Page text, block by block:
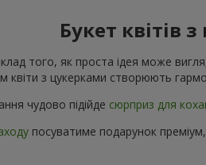
Букет квітів
того, як проста ідея може
квіти з цукерками створюють
чудово підійде сюрприз для
посуватиме подарунок